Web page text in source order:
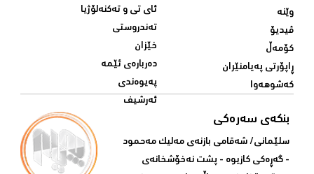
وێنە
ڤیدیۆ
کۆمەڵ
ڕاپۆرتی پەیامنێران
کەشوهەوا
ئای تی و تەکنەلۆژیا
تەندروستی
خێزان
دەربارەی ئێمە
پەیوەندی
ئەرشیف
بنکەی سەرەکی
سلێمانی/ شه‌قامی بازنه‌ی مه‌لیک مه‌حمود
- گه‌ڕه‌کی کازیوه‌ - پشت نه‌خۆشخانه‌ی‌